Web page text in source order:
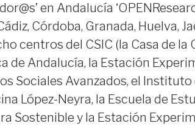
en Andalucía
Córdoba, Granada, Huelva,
centros del CSIC (la Casa de
de Andalucía, la Estación
Sociales Avanzados, el
López-Neyra, la Escuela de
Sostenible y la Estación